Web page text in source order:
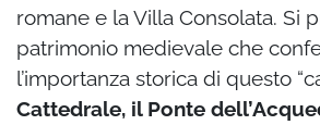
romane e la Villa Consolata. Si
patrimonio medievale che
l’importanza storica di questo
Cattedrale, il Ponte